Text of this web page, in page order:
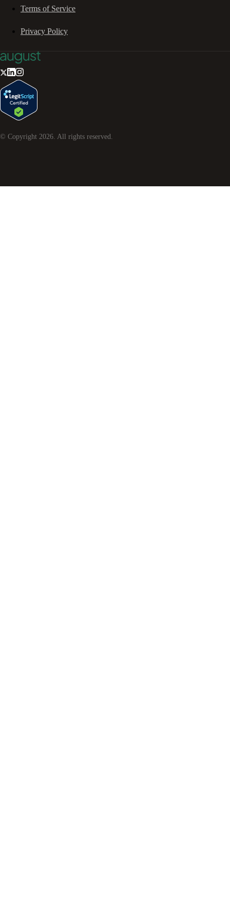
Terms of Service
Privacy Policy
© Copyright 2026. All rights reserved.